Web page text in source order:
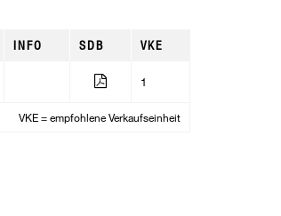
INFO SDB VKE
1
VKE = empfohlene Verkaufseinheit